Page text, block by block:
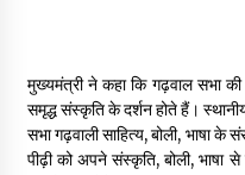
Thought Of
May 11,
मुख्यमंत्री ने कहा कि गढ़वाल सभा
समृद्ध संस्कृति के दर्शन होते हैं।
सभा गढ़वाली साहित्य, बोली, भाषा के
पीढ़ी को अपने संस्कृति, बोली, भाषा